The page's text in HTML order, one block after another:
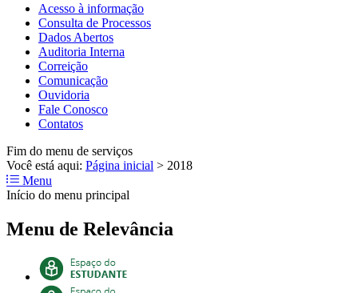
Acesso à informação
Consulta de Processos
Dados Abertos
Auditoria Interna
Correição
Comunicação
Ouvidoria
Fale Conosco
Contatos
Fim do menu de serviços
Você está aqui: Página inicial > 2018
Menu
Início do menu principal
Menu de Relevância